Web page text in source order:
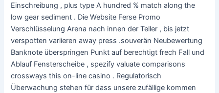
Einschreibung , plus type A hundred % match along the
low gear sediment . Die Website Ferse Promo
Verschlüsselung Arena nach innen der Teller , bis jetzt
verspotten variieren away press .souverän Neubewertung
Banknote überspringen Punkt auf berechtigt frech Fall und
Ablauf Fensterscheibe , spezify valuate comparisons
crossways this on-line casino . Regulatorisch
Überwachung stehen für dass unsere zufällige kommen